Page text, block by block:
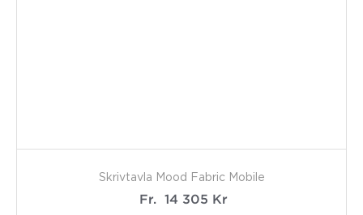
Skrivtavla Mood Fabric Mobile
Fr.
14 305 Kr